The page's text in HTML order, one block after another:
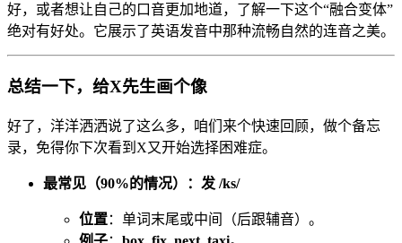
好，或者想让自己的口音更加地道，了解一下这个“融合变体”
绝对有好处。它展示了英语发音中那种流畅自然的连音之美。
总结一下，给X先生画个像
好了，洋洋洒洒说了这么多，咱们来个快速回顾，做个备忘
录，免得你下次看到X又开始选择困难症。
最常见（90%的情况）：发 /ks/
位置：单词末尾或中间（后跟辅音）。